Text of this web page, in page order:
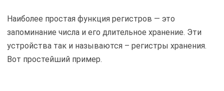
Наиболее простая функция регистров — это
запоминание числа и его длительное хранение. Эти
устройства так и называются – регистры хранения.
Вот простейший пример.